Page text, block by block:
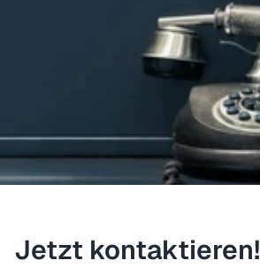
Jetzt kontaktieren!